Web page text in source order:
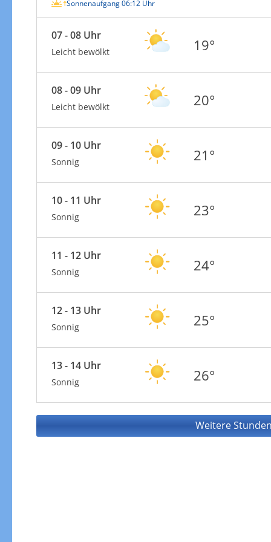
Sonnenaufgang 06:12 Uhr
07 - 08 Uhr
Leicht bewölkt 19°
08 - 09 Uhr
Leicht bewölkt 20°
09 - 10 Uhr
Sonnig 21°
10 - 11 Uhr
Sonnig 23°
11 - 12 Uhr
Sonnig 24°
12 - 13 Uhr
Sonnig 25°
13 - 14 Uhr
Sonnig 26°
Weitere